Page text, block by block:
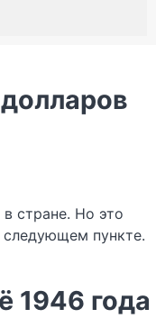
стране. Но это
следующем пункте.
1946 года